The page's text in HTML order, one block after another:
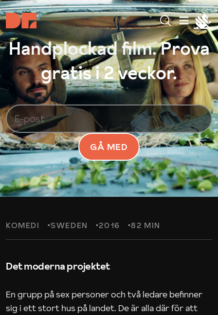
Handplockad film. Prova
gratis i 2 veckor.
GÅ MED
KOMEDI SWEDEN 2016 82 MIN
Det moderna projektet
En grupp på sex personer och två ledare befinner
sig i ett stort hus på landet. De är alla där för att